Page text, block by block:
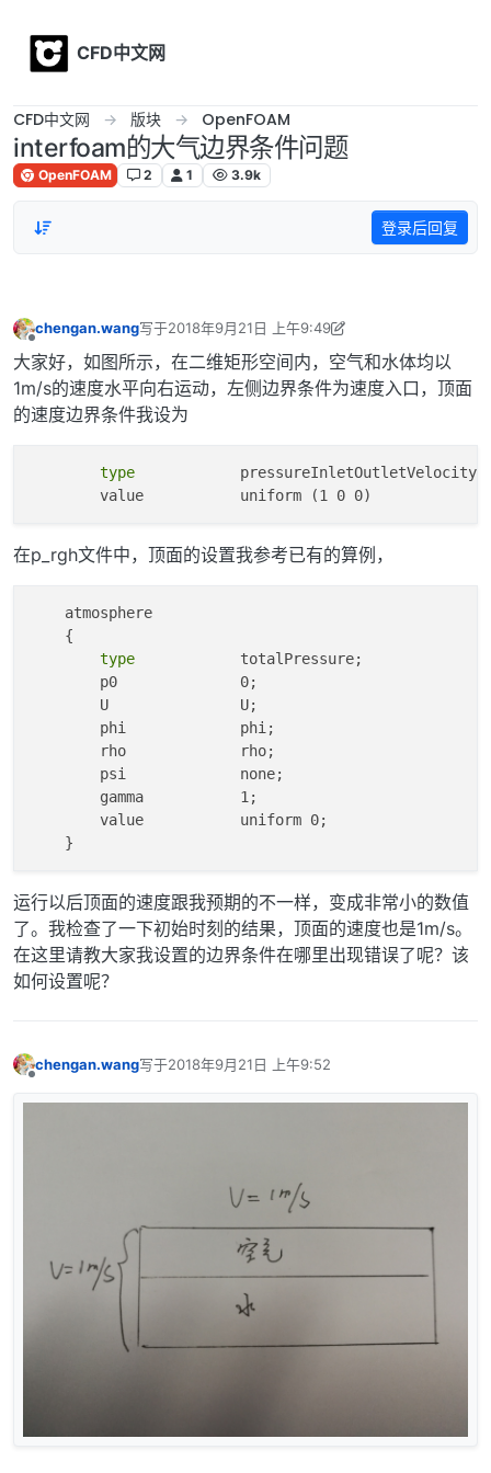
CFD中文网
CFD中文网 版块 OpenFOAM
interfoam的大气边界条件问题
OpenFOAM 2 1 3.9k
登录后回复
chengan.wang写于2018年9月21日 上午9:49
最后由 李东岳 编辑 2018年9月21日 下午9:04
大家好，如图所示，在二维矩形空间内，空气和水体均以
1m/s的速度水平向右运动，左侧边界条件为速度入口，顶面
的速度边界条件我设为
type
            pressureInletOutletVelocity;
在p_rgh文件中，顶面的设置我参考已有的算例，
    atmosphere
    {
type
            totalPressure;
        p0              0;
        U               U;
        phi             phi;
        rho             rho;
        psi             none;
        gamma           1;
        value           uniform 0;
运行以后顶面的速度跟我预期的不一样，变成非常小的数值
了。我检查了一下初始时刻的结果，顶面的速度也是1m/s。
在这里请教大家我设置的边界条件在哪里出现错误了呢？该
如何设置呢？
chengan.wang写于2018年9月21日 上午9:52
最后由 编辑